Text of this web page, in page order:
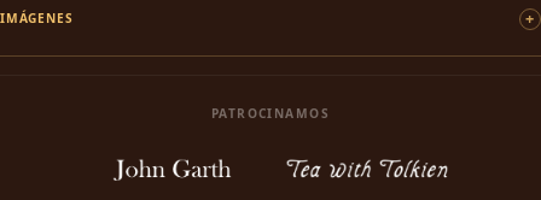
IMÁGENES
PATROCINAMOS